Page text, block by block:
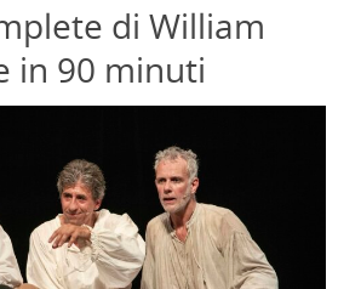
di William
in 90 minuti